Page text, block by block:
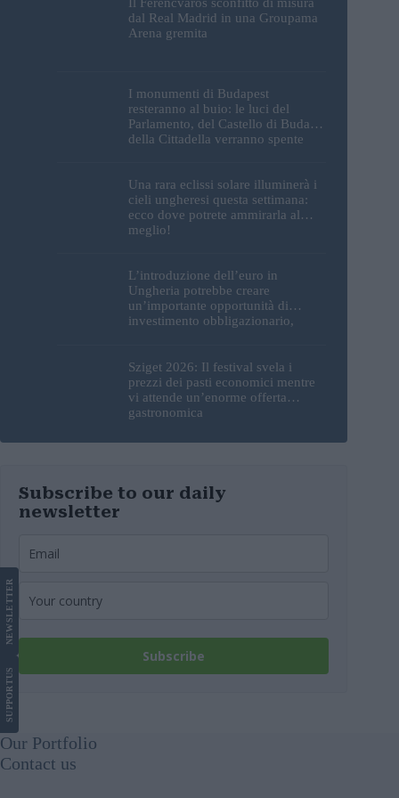
dal Real Madrid in una Groupama
Arena gremita
I monumenti di Budapest
resteranno al buio: le luci del
Parlamento, del Castello di Buda e
della Cittadella verranno spente
Una rara eclissi solare illuminerà i
cieli ungheresi questa settimana:
ecco dove potrete ammirarla al
meglio!
L’introduzione dell’euro in
Ungheria potrebbe creare
un’importante opportunità di
investimento obbligazionario,
Sziget 2026: Il festival svela i
prezzi dei pasti economici mentre
vi attende un’enorme offerta
gastronomica
Subscribe to our daily
newsletter
Subscribe
SUPPORT
US
NEWS
LETTER
Our Portfolio
Contact us